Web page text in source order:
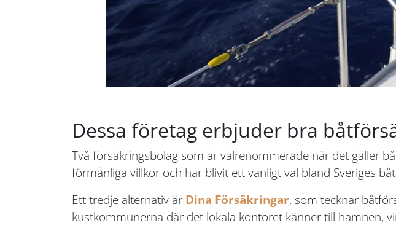
Dessa företag erbjuder bra
Två försäkringsbolag som är välrenommerade när det gäller
förmånliga villkor och har blivit ett vanligt val bland Sveriges
Ett tredje alternativ är Dina Försäkringar, som tecknar
kustkommunerna där det lokala kontoret känner till hamnen,